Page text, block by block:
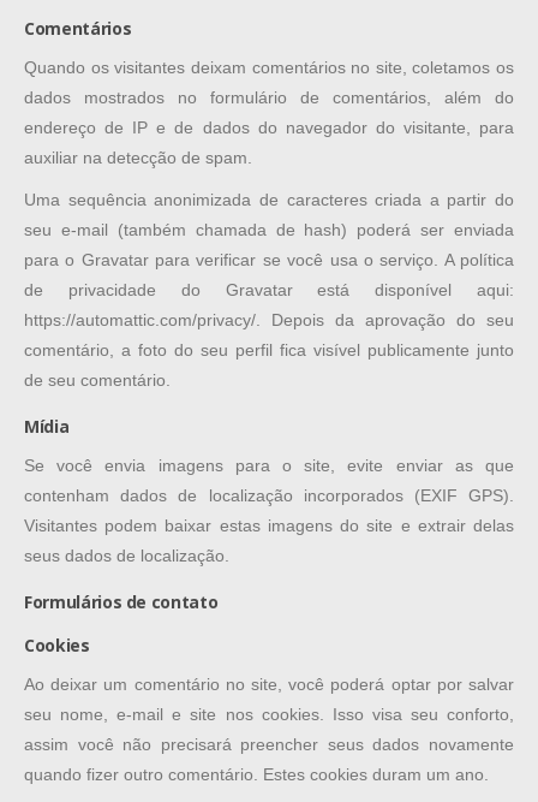
Comentários
Quando os visitantes deixam comentários no site, coletamos os
dados mostrados no formulário de comentários, além do
endereço de IP e de dados do navegador do visitante, para
auxiliar na detecção de spam.
Uma sequência anonimizada de caracteres criada a partir do
seu e-mail (também chamada de hash) poderá ser enviada
para o Gravatar para verificar se você usa o serviço. A política
de privacidade do Gravatar está disponível aqui:
https://automattic.com/privacy/. Depois da aprovação do seu
comentário, a foto do seu perfil fica visível publicamente junto
de seu comentário.
Mídia
Se você envia imagens para o site, evite enviar as que
contenham dados de localização incorporados (EXIF GPS).
Visitantes podem baixar estas imagens do site e extrair delas
seus dados de localização.
Formulários de contato
Cookies
Ao deixar um comentário no site, você poderá optar por salvar
seu nome, e-mail e site nos cookies. Isso visa seu conforto,
assim você não precisará preencher seus dados novamente
quando fizer outro comentário. Estes cookies duram um ano.